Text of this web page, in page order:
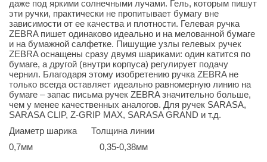
даже под яркими солнечными лучами. Гель, которым пишут
эти ручки, практически не пропитывает бумагу вне
зависимости от ее качества и плотности. Гелевая ручка
ZEBRA пишет одинаково идеально и на мелованной бумаге
и на бумажной салфетке. Пишущие узлы гелевых ручек
ZEBRA оснащены сразу двумя шариками: один катится по
бумаге, а другой (внутри корпуса) регулирует подачу
чернил. Благодаря этому изобретению ручка ZEBRA не
только всегда оставляет идеально равномерную линию на
бумаге – запас письма ручек ZEBRA значительно больше,
чем у менее качественных аналогов. Для ручек SARASA,
SARASA CLIP, Z-GRIP MAX, SARASA GRAND и т.д.
Диаметр шарика Толщина линии
0,7мм 0,35-0,38мм